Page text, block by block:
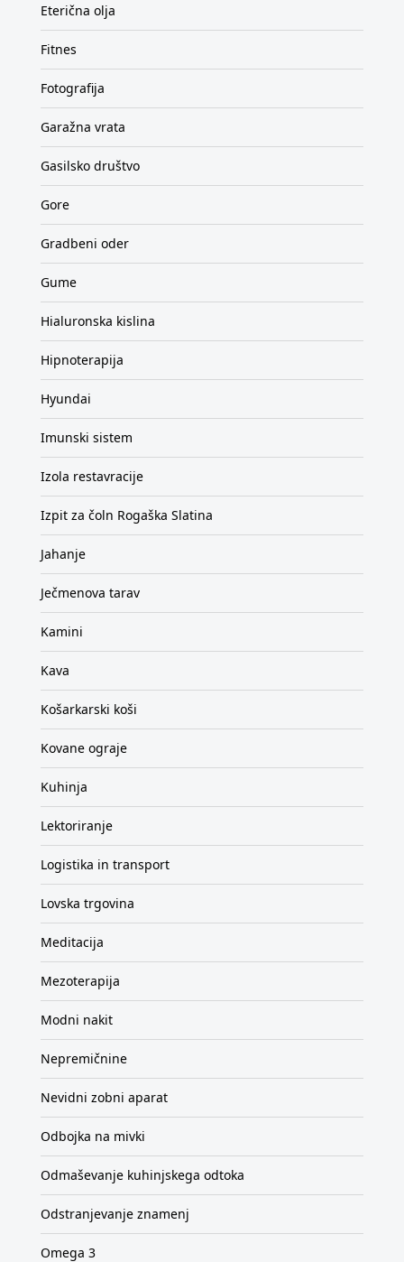
Eterična olja
Fitnes
Fotografija
Garažna vrata
Gasilsko društvo
Gore
Gradbeni oder
Gume
Hialuronska kislina
Hipnoterapija
Hyundai
Imunski sistem
Izola restavracije
Izpit za čoln Rogaška Slatina
Jahanje
Ječmenova tarav
Kamini
Kava
Košarkarski koši
Kovane ograje
Kuhinja
Lektoriranje
Logistika in transport
Lovska trgovina
Meditacija
Mezoterapija
Modni nakit
Nepremičnine
Nevidni zobni aparat
Odbojka na mivki
Odmaševanje kuhinjskega odtoka
Odstranjevanje znamenj
Omega 3